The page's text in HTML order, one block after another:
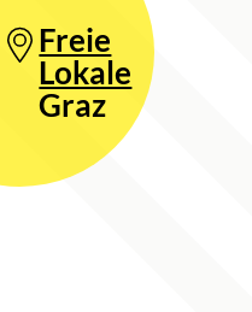
Freie
Lokale
Graz